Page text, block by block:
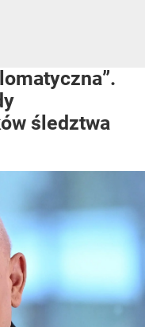
śledztwa